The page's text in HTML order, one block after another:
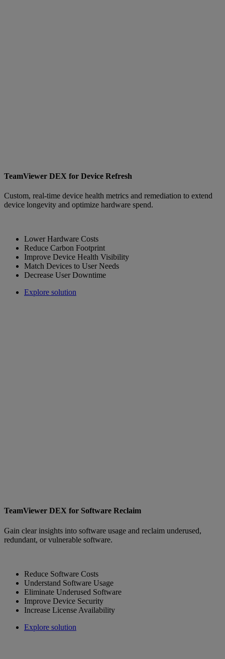
TeamViewer DEX for Device Refresh
Custom, real-time device health metrics and remediation to extend
device longevity and optimize hardware spend.
Lower Hardware Costs
Reduce Carbon Footprint
Improve Device Health Visibility
Match Devices to User Needs
Decrease User Downtime
Explore solution
TeamViewer DEX for Software Reclaim
Gain clear insights into software usage and reclaim underused,
redundant, or vulnerable software.
Reduce Software Costs
Understand Software Usage
Eliminate Underused Software
Improve Device Security
Increase License Availability
Explore solution